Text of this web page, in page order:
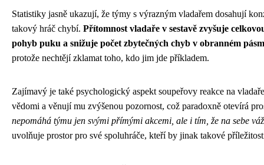
Statistiky jasně ukazují, že týmy s výrazným vladařem dosahují
takový hráč chybí. Přítomnost vladaře v sestavě zvyšuje
pohyb puku a snižuje počet zbytečných chyb v obranném
protože nechtějí zklamat toho, kdo jim jde příkladem.
Zajímavý je také psychologický aspekt soupeřovy reakce na
vědomi a věnují mu zvýšenou pozornost, což paradoxně otevírá
nepomáhá týmu jen svými přímými akcemi, ale i tím, že na sebe
uvolňuje prostor pro své spoluhráče, kteří by jinak takové